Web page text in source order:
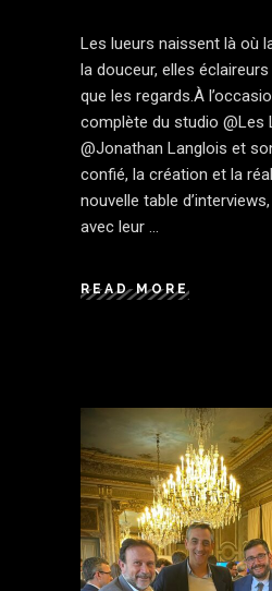
Les lueurs naissent là où
la douceur, elles
que les regards.À
complète du studio @Les
@Jonathan Langlois et
confié, la création et la
nouvelle table
avec leur
READ MORE